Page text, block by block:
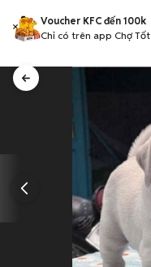
Voucher KFC đến 100k
Chỉ có trên app Chợ Tốt